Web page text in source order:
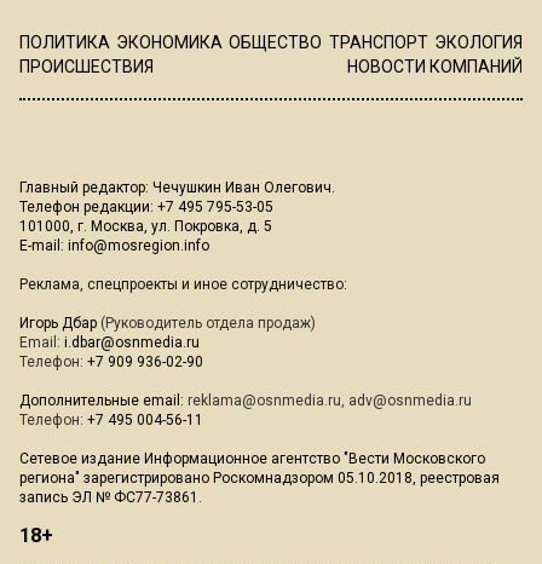
ПОЛИТИКА ЭКОНОМИКА ОБЩЕСТВО ТРАНСПОРТ ЭКОЛОГИЯ
ПРОИСШЕСТВИЯ
НОВОСТИ КОМПАНИЙ
Главный редактор: Чечушкин Иван Олегович.
Телефон редакции: +7 495 795-53-05
101000, г. Москва, ул. Покровка, д. 5
E-mail: info@mosregion.info
Реклама, спецпроекты и иное сотрудничество:
Игорь Дбар (Руководитель отдела продаж)
Email: i.dbar@osnmedia.ru
Телефон: +7 909 936-02-90
Дополнительные email: reklama@osnmedia.ru, adv@osnmedia.ru
Телефон: +7 495 004-56-11
Сетевое издание Информационное агентство "Вести Московского
региона" зарегистрировано Роскомнадзором 05.10.2018, реестровая
запись ЭЛ № ФС77-73861.
18+